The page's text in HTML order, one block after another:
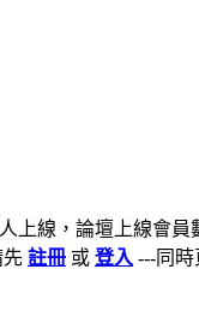
上線，論壇上線會
先 註冊 或 登入 ---同